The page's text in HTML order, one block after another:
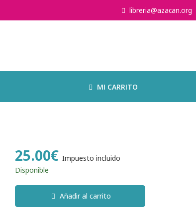
libreria@azacan.org
MI CARRITO
25.00€ Impuesto incluido
Disponible
Añadir al carrito